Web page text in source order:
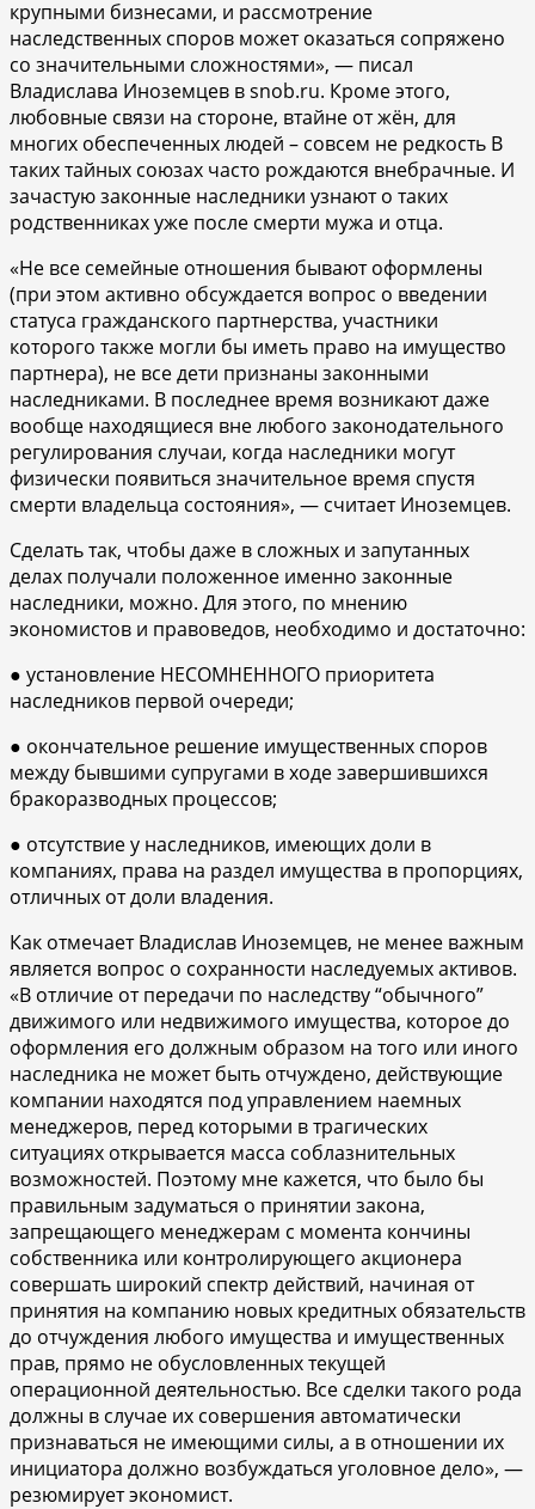
крупными бизнесами, и рассмотрение
наследственных споров может оказаться сопряжено
со значительными сложностями», — писал
Владислава Иноземцев в snob.ru. Кроме этого,
любовные связи на стороне, втайне от жён, для
многих обеспеченных людей – совсем не редкость В
таких тайных союзах часто рождаются внебрачные. И
зачастую законные наследники узнают о таких
родственниках уже после смерти мужа и отца.
«Не все семейные отношения бывают оформлены
(при этом активно обсуждается вопрос о введении
статуса гражданского партнерства, участники
которого также могли бы иметь право на имущество
партнера), не все дети признаны законными
наследниками. В последнее время возникают даже
вообще находящиеся вне любого законодательного
регулирования случаи, когда наследники могут
физически появиться значительное время спустя
смерти владельца состояния», — считает Иноземцев.
Сделать так, чтобы даже в сложных и запутанных
делах получали положенное именно законные
наследники, можно. Для этого, по мнению
экономистов и правоведов, необходимо и достаточно:
● установление НЕСОМНЕННОГО приоритета
наследников первой очереди;
● окончательное решение имущественных споров
между бывшими супругами в ходе завершившихся
бракоразводных процессов;
● отсутствие у наследников, имеющих доли в
компаниях, права на раздел имущества в пропорциях,
отличных от доли владения.
Как отмечает Владислав Иноземцев, не менее важным
является вопрос о сохранности наследуемых активов.
«В отличие от передачи по наследству “обычного”
движимого или недвижимого имущества, которое до
оформления его должным образом на того или иного
наследника не может быть отчуждено, действующие
компании находятся под управлением наемных
менеджеров, перед которыми в трагических
ситуациях открывается масса соблазнительных
возможностей. Поэтому мне кажется, что было бы
правильным задуматься о принятии закона,
запрещающего менеджерам с момента кончины
собственника или контролирующего акционера
совершать широкий спектр действий, начиная от
принятия на компанию новых кредитных обязательств
до отчуждения любого имущества и имущественных
прав, прямо не обусловленных текущей
операционной деятельностью. Все сделки такого рода
должны в случае их совершения автоматически
признаваться не имеющими силы, а в отношении их
инициатора должно возбуждаться уголовное дело», —
резюмирует экономист.